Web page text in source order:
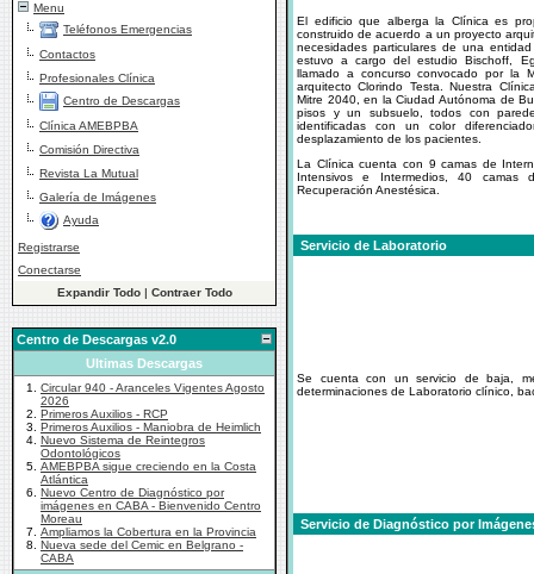
Menu
Teléfonos Emergencias
Contactos
Profesionales Clínica
Centro de Descargas
Clínica AMEBPBA
Comisión Directiva
Revista La Mutual
Galería de Imágenes
Ayuda
Registrarse
Conectarse
Expandir Todo| Contraer Todo
Centro de Descargas v2.0
Ultimas Descargas
1.
Circular 940 - Aranceles Vigentes Agosto
2026
2.
Primeros Auxilios - RCP
3.
Primeros Auxilios - Maniobra de Heimlich
4. Nuevo Sistema de Reintegros
Odontológicos
5. AMEBPBA sigue creciendo en la Costa
Atlántica
6.
Nuevo Centro de Diagnóstico por
imágenes en CABA - Bienvenido Centro
Moreau
7.
Ampliamos la Cobertura en la Provincia
8.
Nueva sede del Cemic en Belgrano -
CABA
El edificio que alberga la Clínica es
construido de acuerdo a un proyecto
necesidades particulares de una
estuvo a cargo del estudio Bischoff,
llamado a concurso convocado por la
arquitecto Clorindo Testa. Nuestra
Mitre 2040, en la Ciudad Autónoma de
pisos y un subsuelo, todos con
identificadas con un color
desplazamiento de los pacientes.
La Clínica cuenta con 9 camas de
Intensivos e Intermedios, 40
Recuperación Anestésica.
Servicio de Laboratorio
Se cuenta con un servicio de baja,
determinaciones de Laboratorio clínico,
Servicio de Diagnóstico por